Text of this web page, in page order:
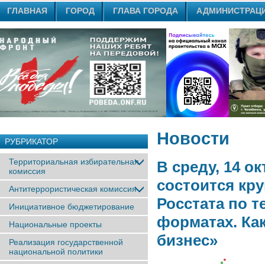
ГЛАВНАЯ ГОРОД ГЛАВА ГОРОДА
РУБРИКАТОР
Территориальная избирательная
комиссия
Антитеррористическая комиссия
Инициативное бюджетирование
Национальные проекты
Реализация государственной
национальной политики
Новости
В среду, 14
состоится
Росстата по
форматах.
бизнес»